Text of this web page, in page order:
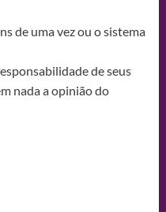
de uma vez ou o sistema
de seus
nada a opinião do